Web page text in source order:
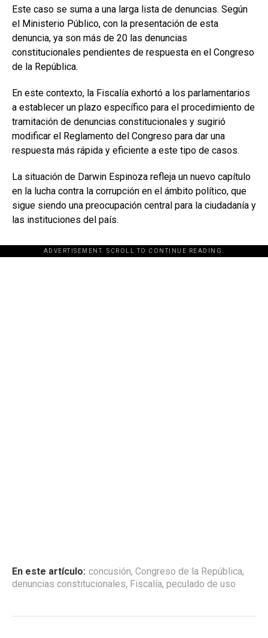
Este caso se suma a una larga lista de denuncias. Según
el Ministerio Público, con la presentación de esta
denuncia, ya son más de 20 las denuncias
constitucionales pendientes de respuesta en el Congreso
de la República.
En este contexto, la Fiscalía exhortó a los parlamentarios
a establecer un plazo específico para el procedimiento de
tramitación de denuncias constitucionales y sugirió
modificar el Reglamento del Congreso para dar una
respuesta más rápida y eficiente a este tipo de casos.
La situación de Darwin Espinoza refleja un nuevo capítulo
en la lucha contra la corrupción en el ámbito político, que
sigue siendo una preocupación central para la ciudadanía y
las instituciones del país.
ADVERTISEMENT. SCROLL TO CONTINUE READING.
En este artículo: concusión, Congreso de la República,
denuncias constitucionales, Fiscalía, peculado de uso